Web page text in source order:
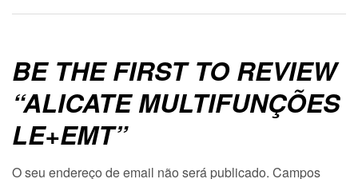
BE THE FIRST TO REVIEW
“ALICATE MULTIFUNÇÕES
LE+EMT”
O seu endereço de email não será publicado. Campos